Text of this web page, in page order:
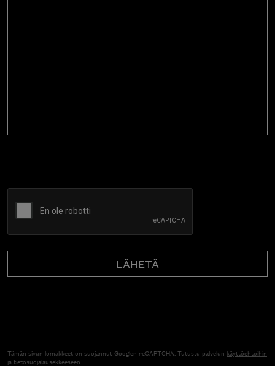
Tämän sivun lomakkeet on suojannut Googlen reCAPTCHA. Tutustu palvelun käyttöehtoihin
jatietosuojalausekkeeseen